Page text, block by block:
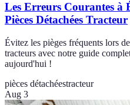
Les Erreurs Courantes à
Pièces Détachées Tracteur
Évitez les pièges fréquents lors
tracteurs avec notre guide
aujourd'hui !
pièces détachéestracteur
Aug 3